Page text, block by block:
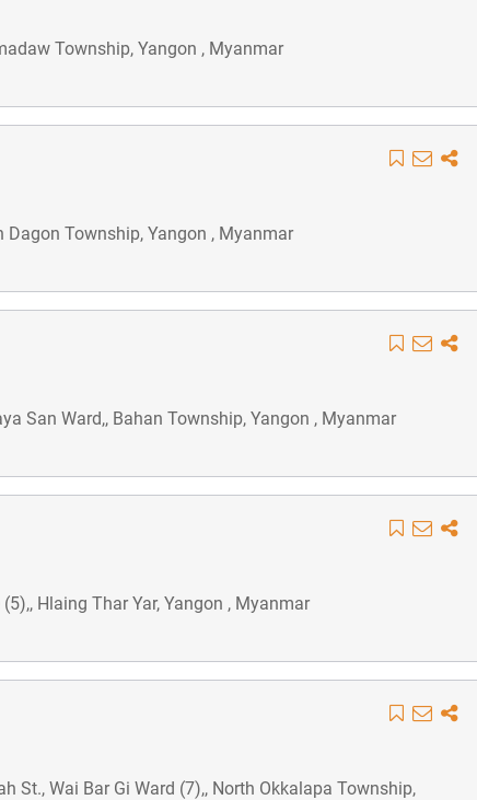
Township, Yangon , Myanmar
Dagon Township, Yangon , Myanmar
San Ward,, Bahan Township, Yangon , Myanmar
Hlaing Thar Yar, Yangon , Myanmar
St., Wai Bar Gi Ward (7),, North Okkalapa Township,